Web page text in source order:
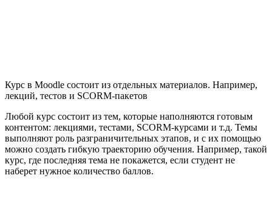
Курс в Moodle состоит из отдельных материалов. Например,
лекций, тестов и SCORM-пакетов
Любой курс состоит из тем, которые наполняются готовым
контентом: лекциями, тестами, SCORM-курсами и т.д. Темы
выполняют роль разграничительных этапов, и с их помощью
можно создать гибкую траекторию обучения. Например, такой
курс, где последняя тема не покажется, если студент не
наберет нужное количество баллов.